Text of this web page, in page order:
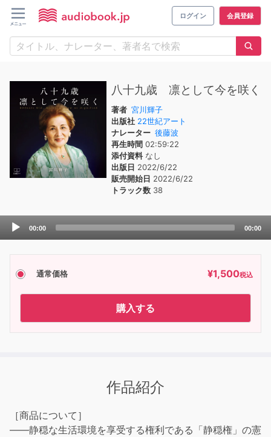
ログイン 会員登録
八十九歳 凛として今を咲く
著者 宮川輝子
出版社 22世紀アート
ナレーター 後藤波
再生時間 02:59:22
添付資料なし
出版日 2022/6/22
販売開始日 2022/6/22
トラック数 38
Audio
00:00 00:00
通常価格 ¥1,500税込
購入する
作品紹介
［商品について］
――静穏な生活環境を享受する権利である「静穏権」の憲